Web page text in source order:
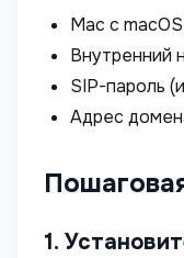
Mac с macOS
Внутренний
SIP-пароль
Адрес
1.